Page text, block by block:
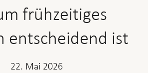
frühzeitiges
entscheidend ist
22. Mai 2026